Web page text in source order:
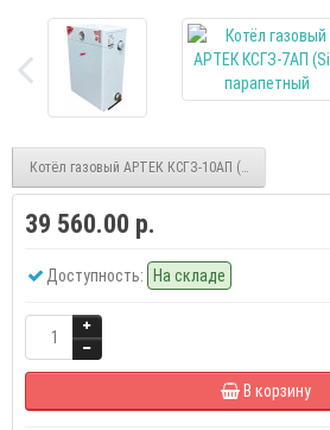
Котёл газовый АРТЕК КСГЗ-10АП (Sit) парапетный
39 560.00 р.
Доступность: На складе
В корзину